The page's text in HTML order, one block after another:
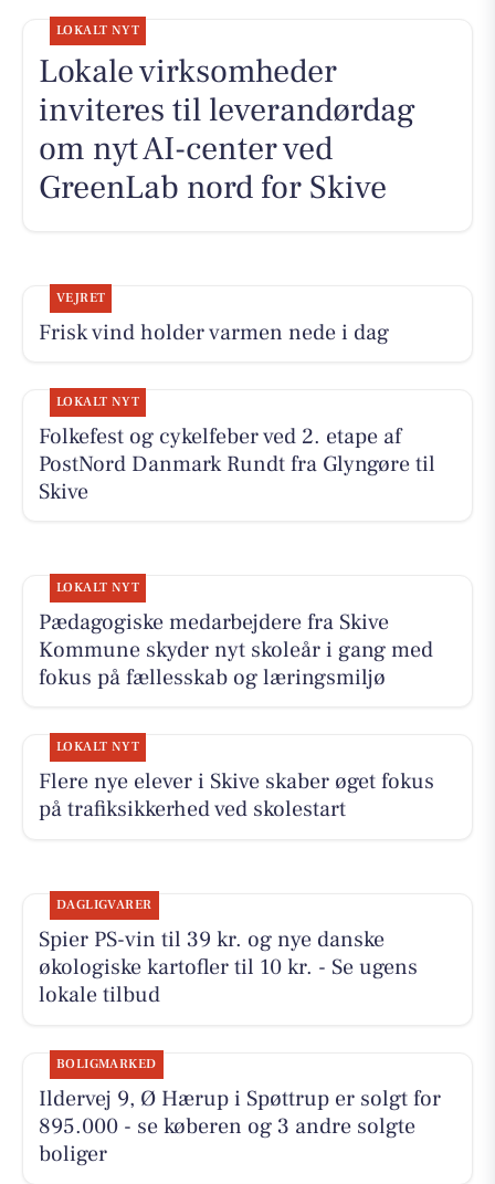
LOKALT NYT
Lokale virksomheder
inviteres til leverandørdag
om nyt AI-center ved
GreenLab nord for Skive
VEJRET
Frisk vind holder varmen nede i dag
LOKALT NYT
Folkefest og cykelfeber ved 2. etape af
PostNord Danmark Rundt fra Glyngøre til
Skive
LOKALT NYT
Pædagogiske medarbejdere fra Skive
Kommune skyder nyt skoleår i gang med
fokus på fællesskab og læringsmiljø
LOKALT NYT
Flere nye elever i Skive skaber øget fokus
på trafiksikkerhed ved skolestart
DAGLIGVARER
Spier PS-vin til 39 kr. og nye danske
økologiske kartofler til 10 kr. - Se ugens
lokale tilbud
BOLIGMARKED
Ildervej 9, Ø Hærup i Spøttrup er solgt for
895.000 - se køberen og 3 andre solgte
boliger